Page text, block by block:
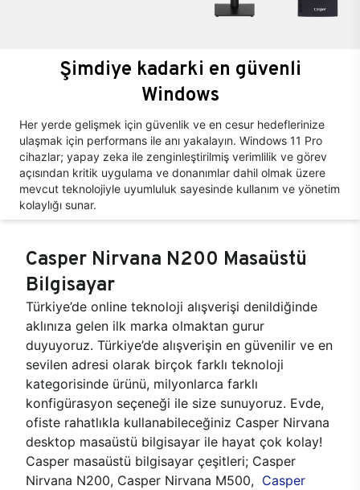
Şimdiye kadarki en güvenli
Windows
Her yerde gelişmek için güvenlik ve en cesur hedeflerinize
ulaşmak için performans ile anı yakalayın. Windows 11 Pro
cihazlar; yapay zeka ile zenginleştirilmiş verimlilik ve görev
açısından kritik uygulama ve donanımlar dahil olmak üzere
mevcut teknolojiyle uyumluluk sayesinde kullanım ve yönetim
kolaylığı sunar.
Casper Nirvana N200 Masaüstü
Bilgisayar
Türkiye’de online teknoloji alışverişi denildiğinde
aklınıza gelen ilk marka olmaktan gurur
duyuyoruz. Türkiye’de alışverişin en güvenilir ve en
sevilen adresi olarak birçok farklı teknoloji
kategorisinde ürünü, milyonlarca farklı
konfigürasyon seçeneği ile size sunuyoruz. Evde,
ofiste rahatlıkla kullanabileceğiniz Casper Nirvana
desktop masaüstü bilgisayar ile hayat çok kolay!
Casper masaüstü bilgisayar çeşitleri; Casper
Nirvana N200, Casper Nirvana M500, Casper